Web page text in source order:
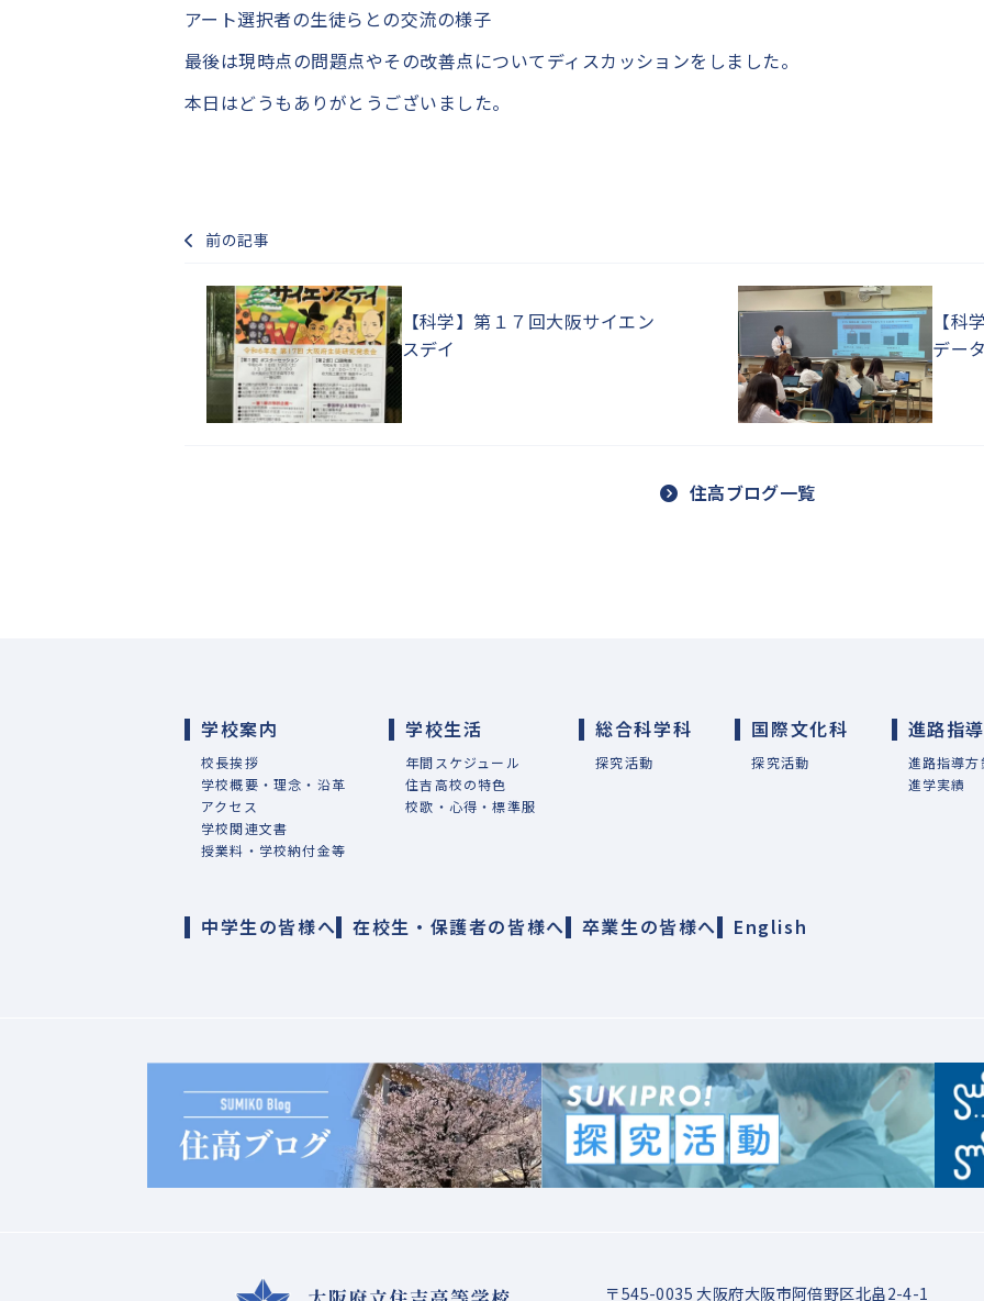
アート選択者の生徒らとの交流の様子
最後は現時点の問題点やその改善点についてディスカッションをしました。
本日はどうもありがとうございました。
前の記事
【科学】第１７回大阪サイエン
スデイ
【
デー
住高ブログ一覧
学校案内
校長挨拶
学校概要・理念・沿革
アクセス
学校関連文書
授業料・学校納付金等
学校生活
年間スケジュール
住吉高校の特色
校歌・心得・標準服
総合科学科
探究活動
国際文化科
探究活動
進路指導
進路指導方
進学実績
中学生の皆様へ 在校生・保護者の皆様へ 卒業生の皆様へ English
〒545-0035 大阪府大阪市阿倍野区北畠2-4-1